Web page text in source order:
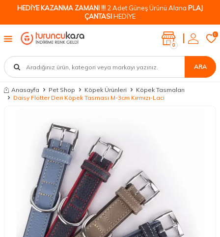
HEDİYE KAZANMA ZAMANI !!! 2 Adet Güneş Ürünü Alana PLAJ
ÇANTASIHEDİYE
ARA
0
0
Anasayfa Pet Shop Köpek Ürünleri
Köpek Tasmaları
Daisy Flotter Deri Köpek Tasması M-3cm Kırmızı-Laci